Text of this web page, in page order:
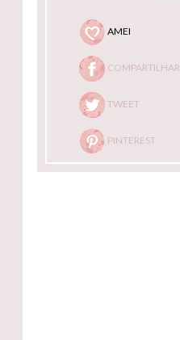
AMEI
COMPARTILHAR
TWEET
PINTEREST